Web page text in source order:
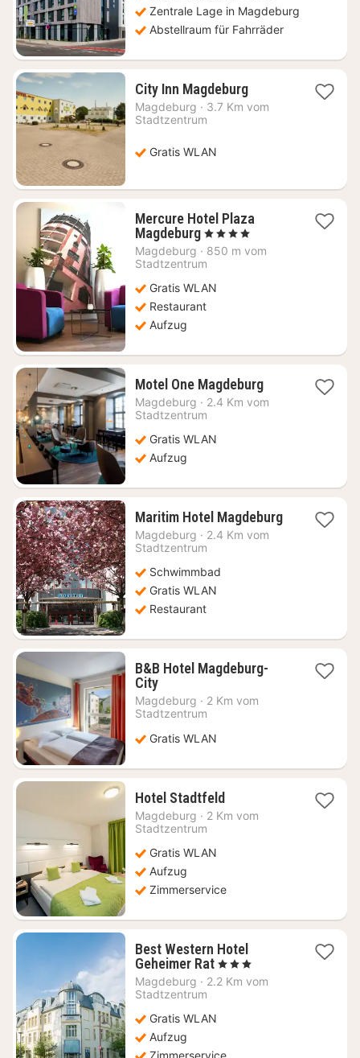
Zentrale Lage in Magdeburg
Abstellraum für Fahrräder
City Inn Magdeburg1
Nacht
Magdeburg · 3.7 Km vom
Stadtzentrum
Gratis WLAN
Mercure Hotel Plaza
Magdeburg1
Nacht
ab
€
, 4 Sterne
Magdeburg · 850 m vom
Stadtzentrum
Gratis WLAN
Restaurant
Aufzug
Motel One Magdeburg1
Nacht
Magdeburg · 2.4 Km vom
Stadtzentrum
Gratis WLAN
Aufzug
Maritim Hotel Magdeburg1
Magdeburg · 2.4 Km vom
Stadtzentrum
Schwimmbad
Gratis WLAN
Restaurant
B&B Hotel Magdeburg-
City1
Nacht
ab
€
Magdeburg · 2 Km vom
Stadtzentrum
Gratis WLAN
Hotel Stadtfeld1
Nacht
Magdeburg · 2 Km vom
Stadtzentrum
Gratis WLAN
Aufzug
Zimmerservice
Best Western Hotel
Geheimer Rat1
Nacht
, 3 Sterne
Magdeburg · 2.2 Km vom
Stadtzentrum
Gratis WLAN
Aufzug
Zimmerservice